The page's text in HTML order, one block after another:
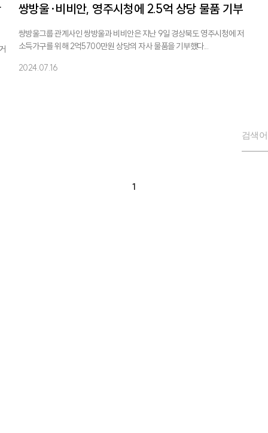
쌍방울·비비안, 영주시청에 2.5억 상당 물품 기부
쌍방울그룹 관계사인 쌍방울과 비비안은 지난 9일 경상북도 영주시청에 저
소득가구를 위해 2억5700만원 상당의 자사 물품을 기부했다...
2024.07.16
1